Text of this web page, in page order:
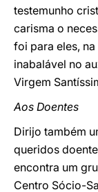
testemunho
carisma o
foi para eles,
inabalável no
Virgem
Aos Doentes
Dirijo também
queridos
encontra um
Centro Sócio-